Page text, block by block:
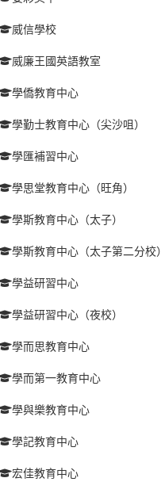
威信學校
威廉王國英語教室
學僑教育中心
學勤士教育中心（尖沙咀）
學匯補習中心
學思堂教育中心（旺角）
學斯教育中心（太子）
學斯教育中心（太子第二分校）
學益研習中心
學益研習中心（夜校）
學而思教育中心
學而第一教育中心
學與樂教育中心
學記教育中心
宏佳教育中心